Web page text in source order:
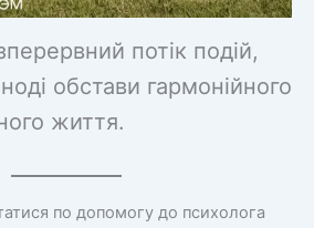
потік подій,
обстави гармонійного
життя.
по допомогу до психолога